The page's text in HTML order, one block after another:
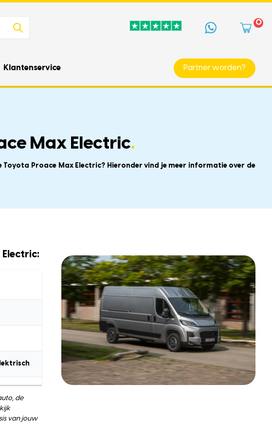
0
Klantenservice Partner worden?
Max Electric.
Proace Max Electric? Hieronder vind je meer informatie over de
de
van jouw